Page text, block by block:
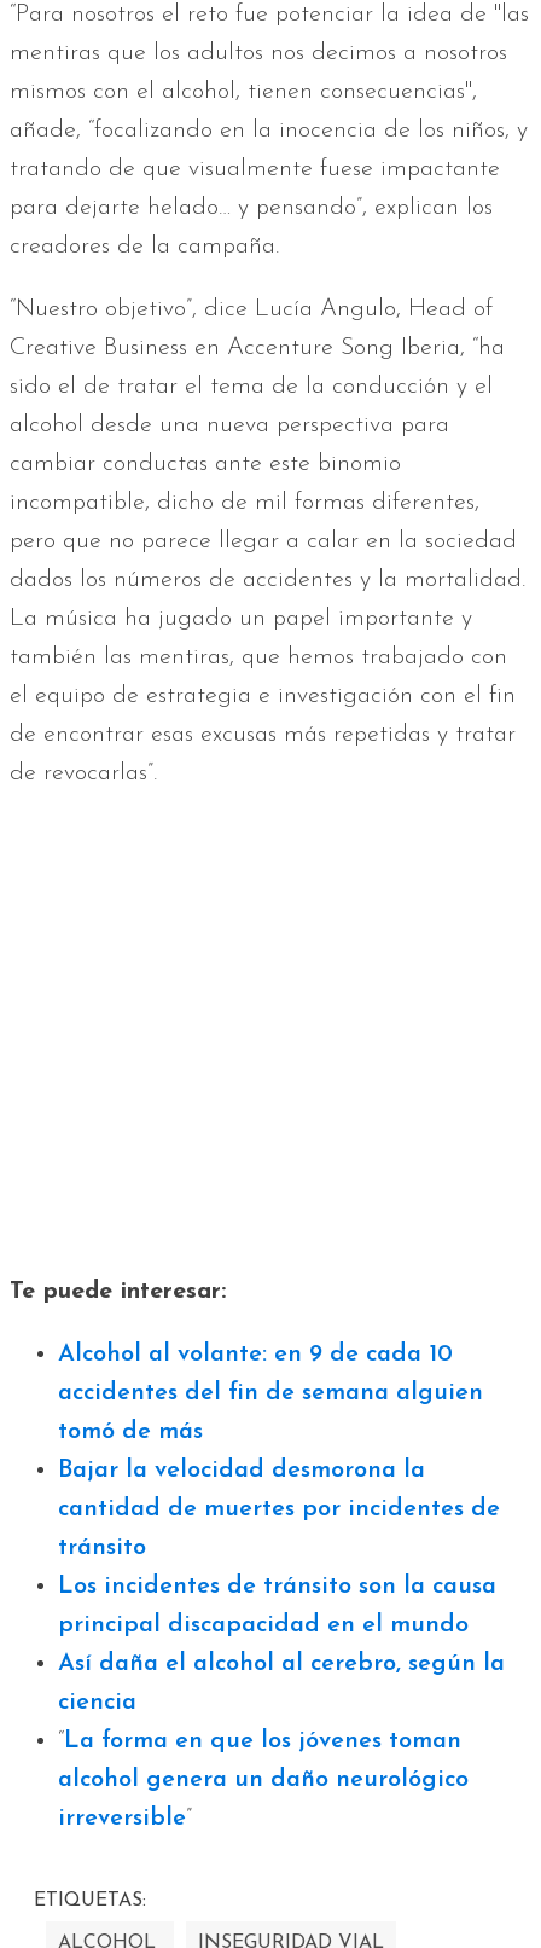
“Para nosotros el reto fue potenciar la idea de "las
mentiras que los adultos nos decimos a nosotros
mismos con el alcohol, tienen consecuencias",
añade, “focalizando en la inocencia de los niños, y
tratando de que visualmente fuese impactante
para dejarte helado… y pensando”, explican los
creadores de la campaña.
“Nuestro objetivo”, dice Lucía Angulo, Head of
Creative Business en Accenture Song Iberia, “ha
sido el de tratar el tema de la conducción y el
alcohol desde una nueva perspectiva para
cambiar conductas ante este binomio
incompatible, dicho de mil formas diferentes,
pero que no parece llegar a calar en la sociedad
dados los números de accidentes y la mortalidad.
La música ha jugado un papel importante y
también las mentiras, que hemos trabajado con
el equipo de estrategia e investigación con el fin
de encontrar esas excusas más repetidas y tratar
de revocarlas”.
Te puede interesar:
Alcohol al volante: en 9 de cada 10
accidentes del fin de semana alguien
tomó de más
Bajar la velocidad desmorona la
cantidad de muertes por incidentes de
tránsito
Los incidentes de tránsito son la causa
principal discapacidad en el mundo
Así daña el alcohol al cerebro, según la
ciencia
“ La forma en que los jóvenes toman
alcohol genera un daño neurológico
irreversible”
ETIQUETAS:
ALCOHOL INSEGURIDAD VIAL